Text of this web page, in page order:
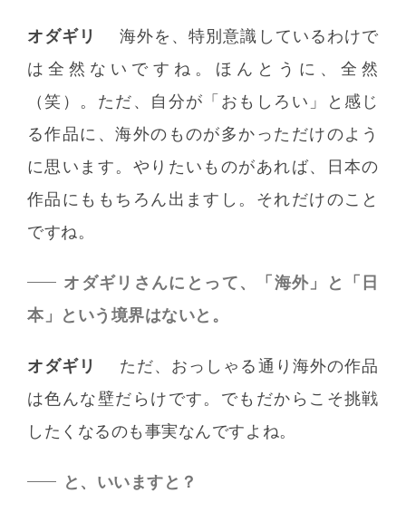
オダギリ
海外を、特別意識しているわけで
は全然ないですね。ほんとうに、全然
（笑）。ただ、自分が「おもしろい」と感じ
る作品に、海外のものが多かっただけのよう
に思います。やりたいものがあれば、日本の
作品にももちろん出ますし。それだけのこと
ですね。
オダギリさんにとって、「海外」と「日
本」という境界はないと。
オダギリ
ただ、おっしゃる通り海外の作品
は色んな壁だらけです。でもだからこそ挑戦
したくなるのも事実なんですよね。
と、いいますと？